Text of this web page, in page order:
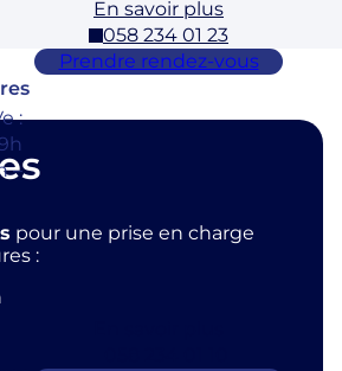
:
–
En savoir plus
058 234 01 23
Prendre rendez-vous
pour une prise en charge
: